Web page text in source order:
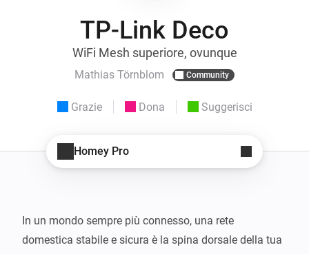
TP-Link Deco
WiFi Mesh superiore, ovunque
Mathias Törnblom Community
Grazie Dona Suggerisci
Homey Pro
In un mondo sempre più connesso, una rete
domestica stabile e sicura è la spina dorsale della tua